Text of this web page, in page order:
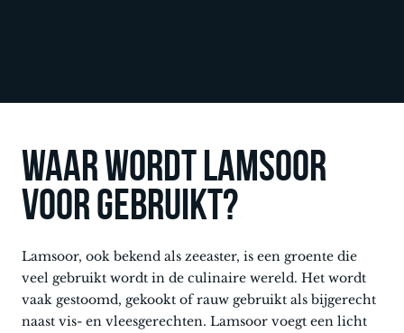
Waar wordt lamsoor
voor gebruikt?
Lamsoor, ook bekend als zeeaster, is een groente die
veel gebruikt wordt in de culinaire wereld. Het wordt
vaak gestoomd, gekookt of rauw gebruikt als bijgerecht
naast vis- en vleesgerechten. Lamsoor voegt een licht